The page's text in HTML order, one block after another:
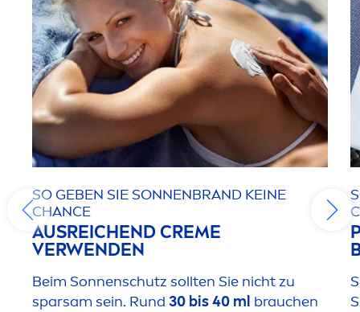
SO GEBEN SIE SONNENBRAND KEINE
CHANCE
AUSREICHEND CREME
VERWENDEN
Beim Sonnenschutz sollten Sie nicht zu
sparsam sein. Rund 30 bis 40 ml brauchen